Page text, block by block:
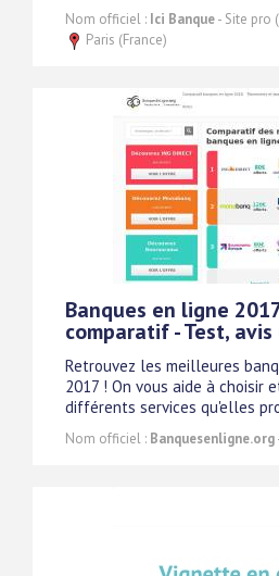
Nom officiel : Ici Banque- Site pro
Paris (France)
Banques en ligne
comparatif - Test,
Retrouvez les meilleures
2017 ! On vous aide à choisir
différents services qu'elles
Nom officiel : Banquesenligne.org